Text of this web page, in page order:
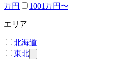
万円
1001万円〜
エリア
北海道
東北